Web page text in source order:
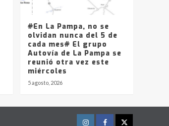
Accidente en Ruta 5:
falleció un joven de
Trenque Lauquen
Los precios de los
combustibles en La
Pampa, desde YPF hasta
Axion entre 857 a 1338
pesos
#En La Pampa, no se
olvidan nunca del 5 de
cada mes# El grupo
Autovía de La Pampa se
reunió otra vez este
miércoles
5 agosto, 2026